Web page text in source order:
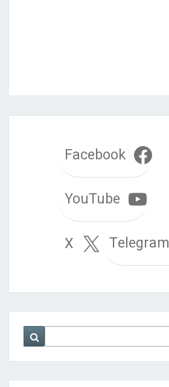
Facebook
YouTube
Telegram
X
Search